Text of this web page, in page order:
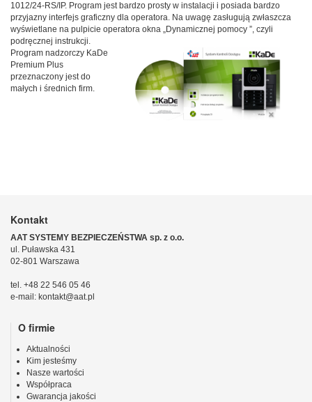
1012/24-RS/IP. Program jest bardzo prosty w instalacji i posiada bardzo
przyjazny interfejs graficzny dla operatora. Na uwagę zasługują zwłaszcza
wyświetlane na pulpicie operatora okna „Dynamicznej pomocy ”, czyli
podręcznej instrukcji.
Program nadzorczy KaDe
Premium Plus
przeznaczony jest do
małych i średnich firm.
Kontakt
AAT SYSTEMY BEZPIECZEŃSTWA sp. z o.o.
ul. Puławska 431
02-801 Warszawa
tel. +48 22 546 05 46
e-mail: kontakt@aat.pl
O firmie
Aktualności
Kim jesteśmy
Nasze wartości
Współpraca
Gwarancja jakości